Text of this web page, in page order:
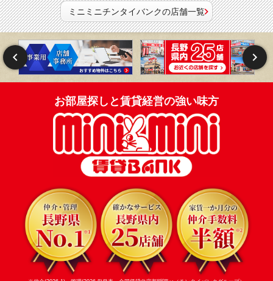
ミニミニチンタイバンクの店舗一覧
お部屋探しと賃貸経営の強い味方